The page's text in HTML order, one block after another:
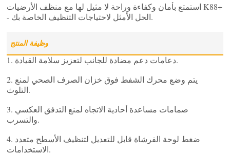
استمتع بأمان وكفاءة وراحة لا مثيل لها مع منظف الأرضيات K88+
- الحل الأمثل لاحتياجات التنظيف الخاصة بك.
وظيفة المنتج
1. دعامات دعم مضادة للجانب لتعزيز سلامة القيادة.
2. يتم وضع محرك الشفط فوق خزان الصرف الصحي لمنع
التلوث.
3. صمامات مساعدة أحادية الاتجاه لمنع التدفق العكسي
والتسرب.
4. ضغط لوحة الفرشاة قابل للتعديل لتنظيف الأسطح متعدد
الاستخدامات.